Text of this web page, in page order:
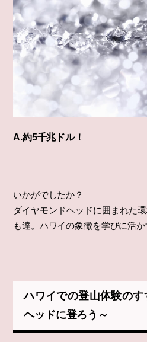
A.約5千兆ドル！
いかがでしたか？
ダイヤモンドヘッドに囲まれた
も達。ハワイの象徴を学びに活か
ハワイでの登山体験の
ヘッドに登ろう～